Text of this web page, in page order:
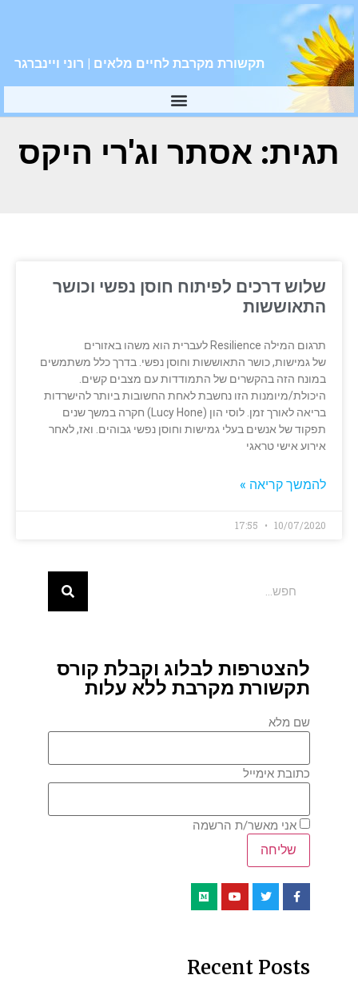
תקשורת מקרבת לחיים מלאים | רוני ויינברגר
תגית: אסתר וג'רי היקס
שלוש דרכים לפיתוח חוסן נפשי וכושר
התאוששות
תרגום המילה Resilience לעברית הוא משהו באזורים
של גמישות, כושר התאוששות וחוסן נפשי. בדרך כלל משתמשים
במונח הזה בהקשרים של התמודדות עם מצבים קשים.
היכולת/מיומנות הזו נחשבת לאחת החשובות ביותר להישרדות
בריאה לאורך זמן. לוסי הון (Lucy Hone) חקרה במשך שנים
תפקוד של אנשים בעלי גמישות וחוסן נפשי גבוהים. ואז, לאחר
אירוע אישי טראגי
להמשך קריאה »
10/07/2020
להצטרפות לבלוג וקבלת קורס
תקשורת מקרבת ללא עלות
שם מלא
כתובת אימייל
אני מאשר/ת הרשמה
Recent Posts